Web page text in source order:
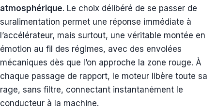
atmosphérique. Le choix délibéré de se passer de
suralimentation permet une réponse immédiate à
l’accélérateur, mais surtout, une véritable montée en
émotion au fil des régimes, avec des envolées
mécaniques dès que l’on approche la zone rouge. À
chaque passage de rapport, le moteur libère toute sa
rage, sans filtre, connectant instantanément le
conducteur à la machine.